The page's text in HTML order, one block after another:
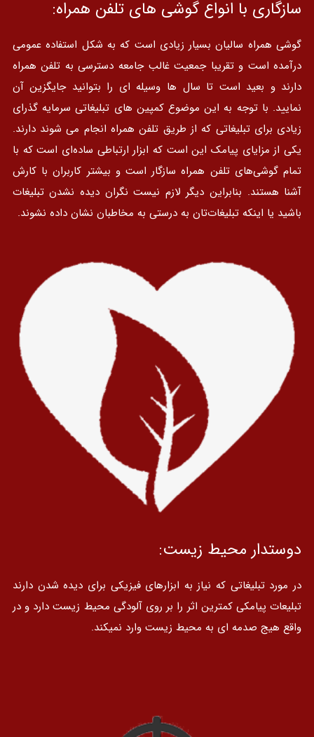
سازگاری با انواع گوشی های تلفن همراه:
گوشی همراه سالیان بسیار زیادی است که به شکل استفاده عمومی
درآمده است و تقریبا جمعیت غالب جامعه دسترسی به تلفن همراه
دارند و بعید است تا سال ها وسیله ای را بتوانید جایگزین آن
نمایید. با توجه به این موضوع کمپین های تبلیغاتی سرمایه گذرای
زیادی برای تبلیغاتی که از طریق تلفن همراه انجام می شوند دارند.
یکی از مزایای پیامک این است که ابزار ارتباطی ساده‌ای است که با
تمام گوشی‌های تلفن همراه سازگار است و بیشتر کاربران با کارش
آشنا هستند. بنابراین دیگر لازم نیست نگران دیده نشدن تبلیغات
باشید یا اینکه تبلیغات‌تان به درستی به مخاطبان نشان داده نشوند.
دوستدار محیط زیست:
در مورد تبلیغاتی که نیاز به ابزارهای فیزیکی برای دیده شدن دارند
تبلیعات پیامکی کمترین اثر را بر روی آلودگی محیط زیست دارد و در
واقع هیج صدمه ای به محیط زیست وارد نمیکند.